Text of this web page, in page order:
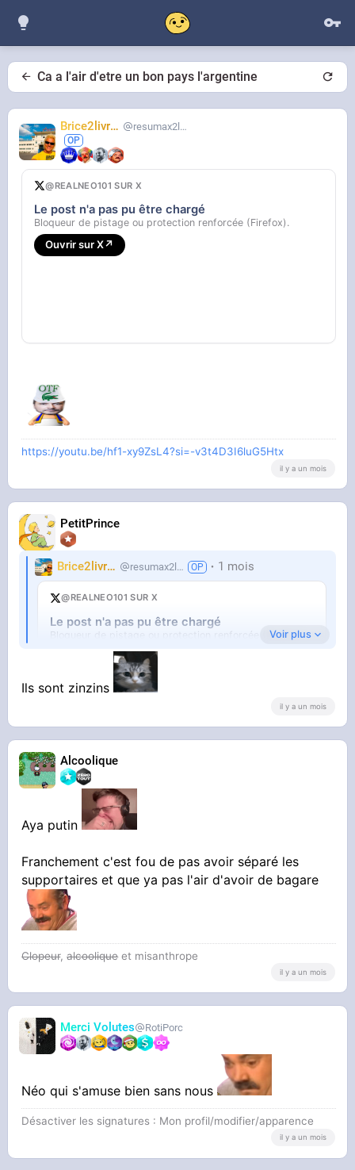
Ca a l'air d'etre un bon pays l'argentine
Brice2livres resumax2livres
@REALNEO101 SUR X
Le post n'a pas pu être chargé
Bloqueur de pistage ou protection renforcée (Firefox).
Ouvrir sur X↗
https://youtu.be/hf1-xy9ZsL4?si=-v3t4D3I6luG5Htx
il y a un mois
PetitPrince
Brice2livres resumax2livres 1 mois
@REALNEO101 SUR X
Le post n'a pas pu être chargé
Bloqueur de pistage ou protection renforcée (Firefox).
Ouvrir sur X↗
Voir plus
Ils sont zinzins
il y a un mois
Alcoolique
Aya putin
Franchement c'est fou de pas avoir séparé les
supportaires et que ya pas l'air d'avoir de bagare
Clopeur,alcooliqueet misanthrope
il y a un mois
Merci Volutes RotiPorc
Néo qui s'amuse bien sans nous
Désactiver les signatures : Mon profil/modifier/apparence
il y a un mois